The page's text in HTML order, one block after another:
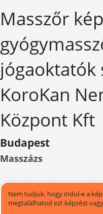
Masszőr
jógaoktatók
KoroKan
Központ Kft
Budapest
Masszázs
Nem tudjuk, hogy indul-e a
megtalálhatod ezt képzést